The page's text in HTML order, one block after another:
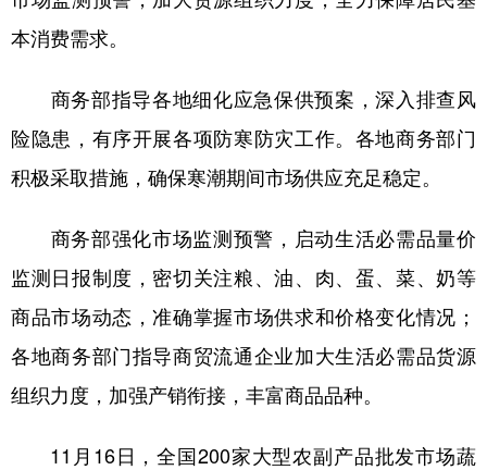
本消费需求。
商务部指导各地细化应急保供预案，深入排查风
险隐患，有序开展各项防寒防灾工作。各地商务部门
积极采取措施，确保寒潮期间市场供应充足稳定。
商务部强化市场监测预警，启动生活必需品量价
监测日报制度，密切关注粮、油、肉、蛋、菜、奶等
商品市场动态，准确掌握市场供求和价格变化情况；
各地商务部门指导商贸流通企业加大生活必需品货源
组织力度，加强产销衔接，丰富商品品种。
11月16日，全国200家大型农副产品批发市场蔬